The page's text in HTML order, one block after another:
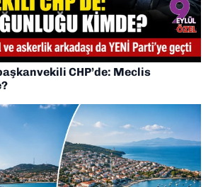
CHP’de: Meclis